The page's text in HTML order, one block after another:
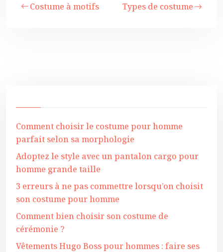
Costume à motifs Types de costume
Comment choisir le costume pour homme
parfait selon sa morphologie
Adoptez le style avec un pantalon cargo pour
homme grande taille
3 erreurs à ne pas commettre lorsqu’on choisit
son costume pour homme
Comment bien choisir son costume de
cérémonie ?
Vêtements Hugo Boss pour hommes : faire ses